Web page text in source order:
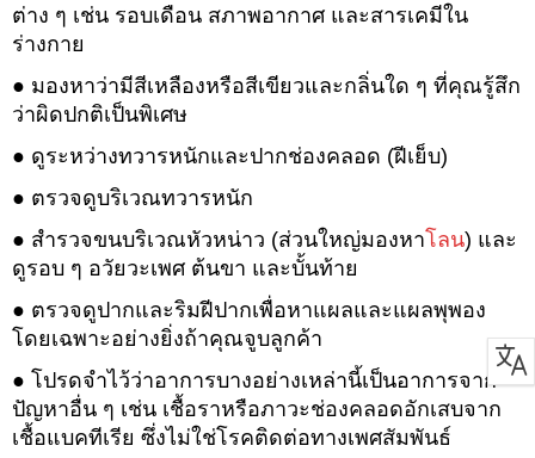
ต่าง ๆ เช่น รอบเดือน สภาพอากาศ และสารเคมีใน
ร่างกาย
● มองหาว่ามีสีเหลืองหรือสีเขียวและกลิ่นใด ๆ ที่คุณรู้สึก
ว่าผิดปกติเป็นพิเศษ
● ดูระหว่างทวารหนักและปากช่องคลอด (ฝีเย็บ)
● ตรวจดูบริเวณทวารหนัก
● สำรวจขนบริเวณหัวหน่าว (ส่วนใหญ่มองหาโลน) และ
ดูรอบ ๆ อวัยวะเพศ ต้นขา และบั้นท้าย
● ตรวจดูปากและริมฝีปากเพื่อหาแผลและแผลพุพอง
โดยเฉพาะอย่างยิ่งถ้าคุณจูบลูกค้า
● โปรดจำไว้ว่าอาการบางอย่างเหล่านี้เป็นอาการจาก
ปัญหาอื่น ๆ เช่น เชื้อราหรือภาวะช่องคลอดอักเสบจาก
เชื้อแบคทีเรีย ซึ่งไม่ใช่โรคติดต่อทางเพศสัมพันธ์